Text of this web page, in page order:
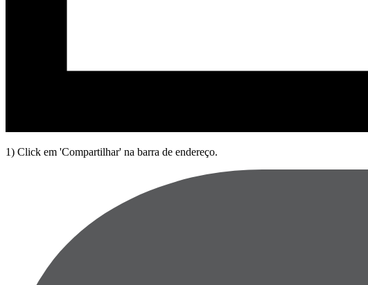
1) Click em 'Compartilhar' na barra de endereço.